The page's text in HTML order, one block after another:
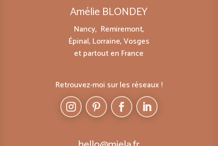
Amélie BLONDEY
Nancy, Remiremont,
Épinal, Lorraine, Vosges
et partout en France
Retrouvez-moi sur les réseaux !